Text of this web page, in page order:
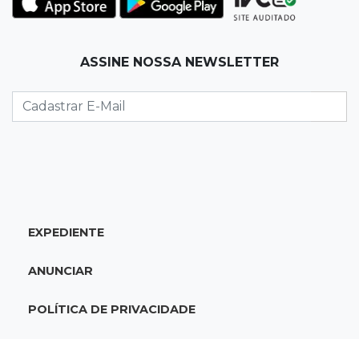
Agosto no Bosque reúne esporte, cultura e
Indústria da construção impulsiona MS e abre
ASSINE NOSSA NEWSLETTER
EXPEDIENTE
ANUNCIAR
POLÍTICA DE PRIVACIDADE